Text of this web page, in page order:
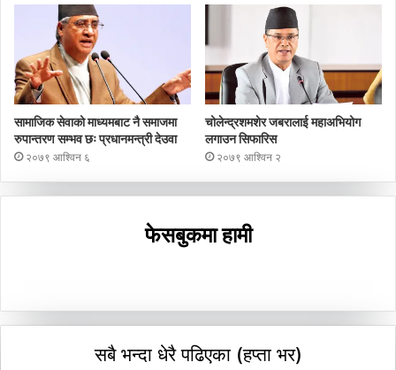
सामाजिक सेवाको माध्यमबाट नै समाजमा
रुपान्तरण सम्भव छः प्रधानमन्त्री देउवा
२०७९ आश्विन ६
चोलेन्द्रशमशेर जबरालाई महाअभियोग
लगाउन सिफारिस
२०७९ आश्विन २
फेसबुकमा हामी
सबै भन्दा धेरै पढिएका (हप्ता भर)